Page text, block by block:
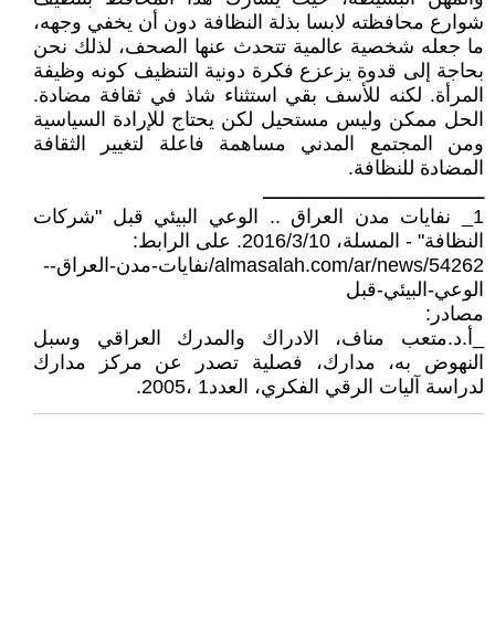
شوارع محافظته لابسا بذلة النظافة دون أن يخفي وجهه،
ما جعله شخصية عالمية تتحدث عنها الصحف، لذلك نحن
بحاجة إلى قدوة يزعزع فكرة دونية التنظيف كونه وظيفة
المرأة. لكنه للأسف بقي استثناء شاذ في ثقافة مضادة.
الحل ممكن وليس مستحيل لكن يحتاج للإرادة السياسية
ومن المجتمع المدني مساهمة فاعلة لتغيير الثقافة
المضادة للنظافة.
ــــــــــــــــــــــــــــــــــــــــ
1_ نفايات مدن العراق .. الوعي البيئي قبل "شركات
النظافة" - المسلة، 2016/3/10. على الرابط:
almasalah.com/ar/news/54262/نفايات-مدن-العراق--
الوعي-البيئي-قبل
مصادر:
_أ.د.متعب مناف، الادراك والمدرك العراقي وسبل
النهوض به، مدارك، فصلية تصدر عن مركز مدارك
لدراسة آليات الرقي الفكري، العدد1 ،2005.